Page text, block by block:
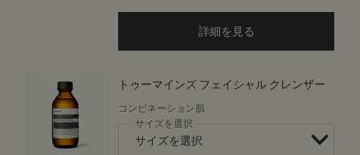
詳細を見る
トゥーマインズ フェイシャル クレンザー
コンビネーション肌
サイズを選択